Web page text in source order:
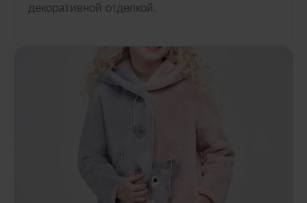
декоративной отделкой.